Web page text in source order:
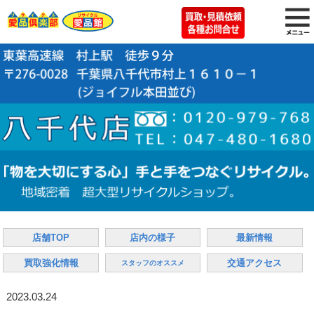
店舗TOP 店内の様子 最新情報
買取強化情報 スタッフのオススメ 交通アクセス
2023.03.24